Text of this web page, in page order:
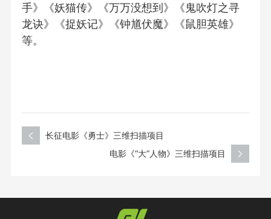
手》《妖猫传》《万万没想到》《鬼吹灯之寻
龙诀》《捉妖记》《钟馗伏魔》《鼠胆英雄》
等。
长征电影《勇士》三维扫描项目
电影《“大”人物》三维扫描项目